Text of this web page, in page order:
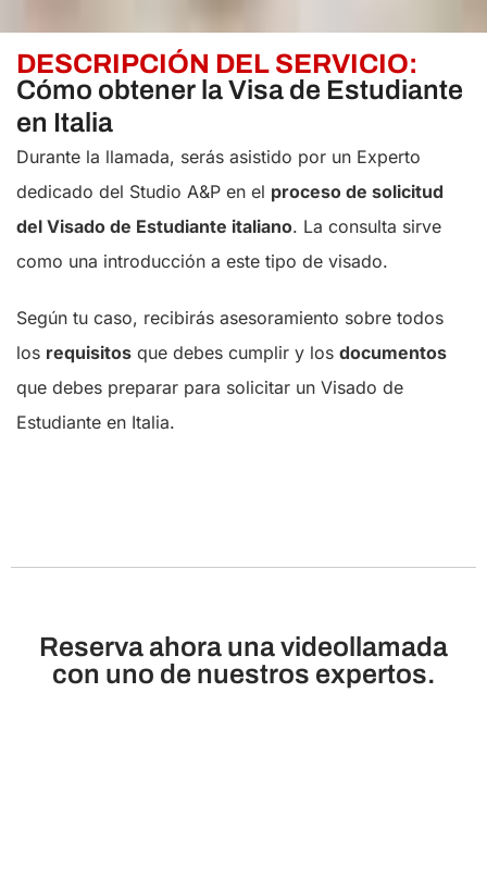
DESCRIPCIÓN DEL SERVICIO:
Cómo obtener la Visa de Estudiante
en Italia
Durante la llamada, serás asistido por un Experto
dedicado del Studio A&P en el proceso de solicitud
del Visado de Estudiante italiano. La consulta sirve
como una introducción a este tipo de visado.
Según tu caso, recibirás asesoramiento sobre todos
los requisitos que debes cumplir y los documentos
que debes preparar para solicitar un Visado de
Estudiante en Italia.
Reserva ahora una videollamada
con uno de nuestros expertos.